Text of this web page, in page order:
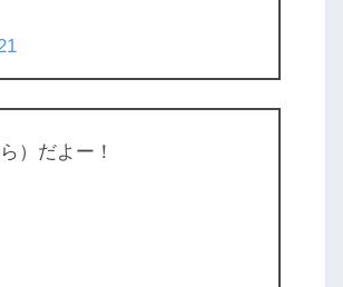
）だよー！